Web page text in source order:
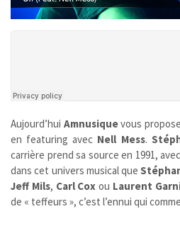
Aujourd’hui Amnusiquevous
en featuring avec Nell Mess.
carrière prend sa source en 1991,
dans cet univers musical que
Jeff Mils, Carl Cox ou Laurent
de « teffeurs », c’est l’ennui qui